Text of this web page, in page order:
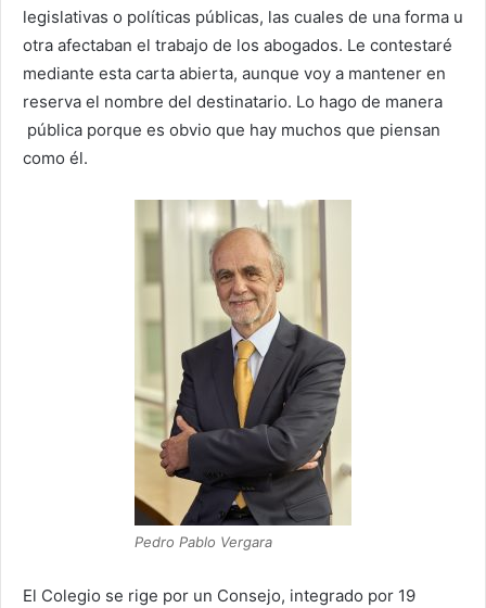
legislativas o políticas públicas, las cuales de una forma u
otra afectaban el trabajo de los abogados. Le contestaré
mediante esta carta abierta, aunque voy a mantener en
reserva el nombre del destinatario. Lo hago de manera
pública porque es obvio que hay muchos que piensan
como él.
Pedro Pablo Vergara
El Colegio se rige por un Consejo, integrado por 19